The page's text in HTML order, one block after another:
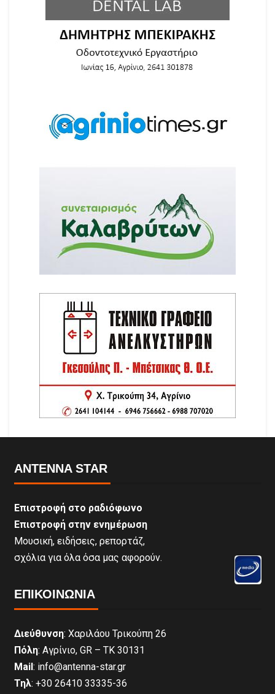
ANTENNA STAR
Επιστροφή στο ραδιόφωνο
Επιστροφή στην ενημέρωση
Μουσική, ειδήσεις, ρεπορτάζ,
σχόλια για όλα όσα μας αφορούν.
ΕΠΙΚΟΙΝΩΝΊΑ
Διεύθυνση: Χαριλάου Τρικούπη 26
Πόλη: Αγρίνιο, GR – ΤΚ 30131
Mail : info@antenna-star.gr
Τηλ: +30 26410 33335-36